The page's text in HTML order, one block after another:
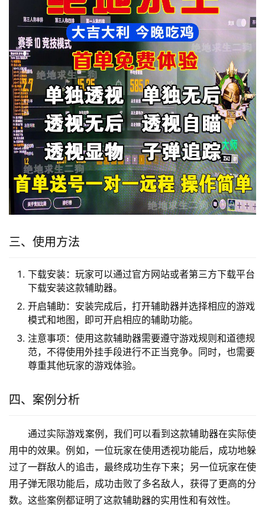
三、使用方法
下载安装：玩家可以通过官方网站或者第三方下载平台
下载安装这款辅助器。
开启辅助：安装完成后，打开辅助器并选择相应的游戏
模式和地图，即可开启相应的辅助功能。
注意事项：使用这款辅助器需要遵守游戏规则和道德规
范，不得使用外挂手段进行不正当竞争。同时，也需要
尊重其他玩家的游戏体验。
四、案例分析
通过实际游戏案例，我们可以看到这款辅助器在实际使
用中的效果。例如，一位玩家在使用透视功能后，成功地躲
过了一群敌人的追击，最终成功生存下来；另一位玩家在使
用子弹无限功能后，成功击败了多名敌人，获得了更高的分
数。这些案例都证明了这款辅助器的实用性和有效性。